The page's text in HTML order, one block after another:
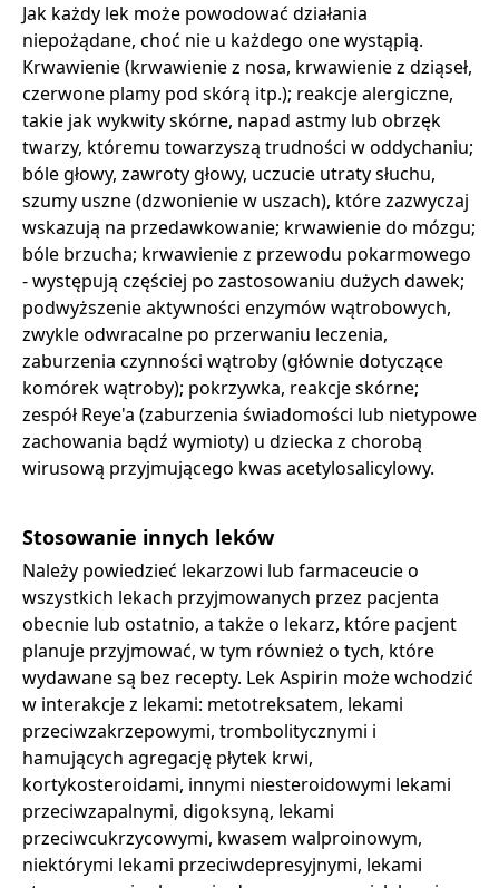
Jak każdy lek może powodować działania
niepożądane, choć nie u każdego one wystąpią.
Krwawienie (krwawienie z nosa, krwawienie z dziąseł,
czerwone plamy pod skórą itp.); reakcje alergiczne,
takie jak wykwity skórne, napad astmy lub obrzęk
twarzy, któremu towarzyszą trudności w oddychaniu;
bóle głowy, zawroty głowy, uczucie utraty słuchu,
szumy uszne (dzwonienie w uszach), które zazwyczaj
wskazują na przedawkowanie; krwawienie do mózgu;
bóle brzucha; krwawienie z przewodu pokarmowego
- występują częściej po zastosowaniu dużych dawek;
podwyższenie aktywności enzymów wątrobowych,
zwykle odwracalne po przerwaniu leczenia,
zaburzenia czynności wątroby (głównie dotyczące
komórek wątroby); pokrzywka, reakcje skórne;
zespół Reye'a (zaburzenia świadomości lub nietypowe
zachowania bądź wymioty) u dziecka z chorobą
wirusową przyjmującego kwas acetylosalicylowy.
Stosowanie innych leków
Należy powiedzieć lekarzowi lub farmaceucie o
wszystkich lekach przyjmowanych przez pacjenta
obecnie lub ostatnio, a także o lekarz, które pacjent
planuje przyjmować, w tym również o tych, które
wydawane są bez recepty. Lek Aspirin może wchodzić
w interakcje z lekami: metotreksatem, lekami
przeciwzakrzepowymi, trombolitycznymi i
hamujących agregację płytek krwi,
kortykosteroidami, innymi niesteroidowymi lekami
przeciwzapalnymi, digoksyną, lekami
przeciwcukrzycowymi, kwasem walproinowym,
niektórymi lekami przeciwdepresyjnymi, lekami